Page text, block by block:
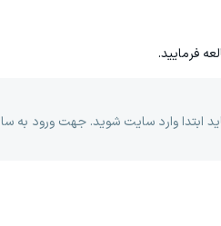
فرمایید.
ابتدا وارد سایت شوید. جهت ورود به